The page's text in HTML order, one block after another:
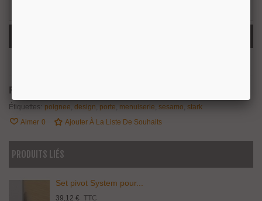
Référence:
Étiquettes: poignee, design, porte, menuiserie, sesamo, stark
Aimer 0 Ajouter À La Liste De Souhaits
PRODUITS LIÉS
Set pivot System pour...
39,12 € TTC